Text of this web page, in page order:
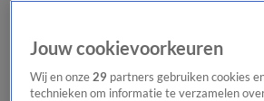
Jouw cookievoorkeuren
Wij en onze29 partners gebruiken cookies
technieken om informatie te verzamelen